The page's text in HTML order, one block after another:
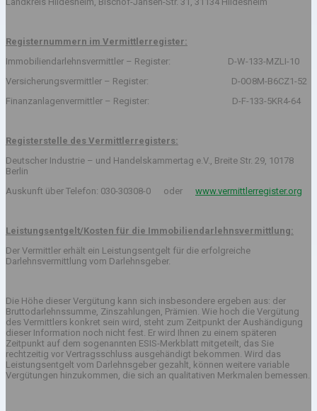
Registernummern im Vermittlerregister:
Immobiliendarlehnsvermittler – Register: D-W-133-MZLI-10
Versicherungsvermittler – Register: D-0O8M-B6CZ1-52
Finanzanlagenvermittler – Register: D-F-133-5KR4-64
Registerstelle des Vermittlerregisters:
Deutscher Industrie – und Handelskammertag e.V., Breite Str. 29, 10178
Berlin
Auskunft über Telefon: 030-30308-0 oder www.vermittlerregister.org
Leistungsentgelt/Kosten für die Immobiliendarlehnsvermittlung:
Der Vermittler erhält ein Leistungsentgelt für die erfolgreiche
Darlehnsvermittlung vom Darlehnsgeber.
Die Höhe dieser Vergütung kann sich insbesondere ergeben aus: der
Bruttodarlehnssumme, Zinszahlungen, Prämien. Wie hoch die Vergütung
des Vermittlers konkret sein wird, steht zum Zeitpunkt der Aushändigung
dieser Information noch nicht fest. Er wird Ihnen zu einem späteren
Zeitpunkt auf dem sogenannten ESIS-Merkblatt mitgeteilt, das Sie
rechtzeitig vor Vertragsschluss ausgehändigt bekommen. Wird das
Leistungsentgelt vom Darlehnsgeber gezahlt, können weitere variable
Vergütungen hinzukommen, die sich an qualitativen Merkmalen bemessen.